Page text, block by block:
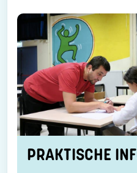
PRAKTISCHE